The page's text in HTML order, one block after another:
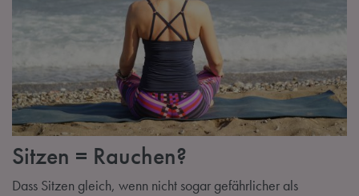
Sitzen = Rauchen?
Dass Sitzen gleich, wenn nicht sogar gefährlicher als